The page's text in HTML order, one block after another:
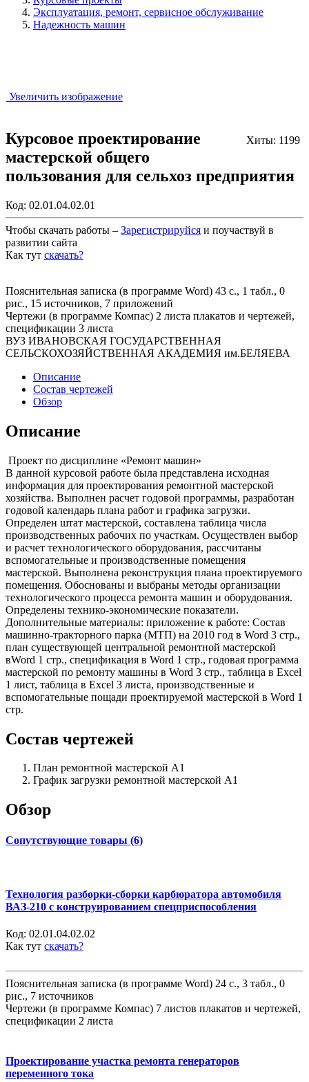
Эксплуатация, ремонт, сервисное обслуживание
Надежность машин
Увеличить изображение
Хиты: 1199
Курсовое проектирование
мастерской общего
пользования для сельхоз предприятия
Код: 02.01.04.02.01
Чтобы скачать работы – Зарегистрируйся и поучаствуй в
развитии сайта
Как тут скачать?
Пояснительная записка (в программе Word) 43 с., 1 табл., 0
рис., 15 источников, 7 приложений
Чертежи (в программе Компас) 2 листа плакатов и чертежей,
спецификации 3 листа
ВУЗ ИВАНОВСКАЯ ГОСУДАРСТВЕННАЯ
СЕЛЬСКОХОЗЯЙСТВЕННАЯ АКАДЕМИЯ им.БЕЛЯЕВА
Описание
Состав чертежей
Обзор
Описание
Проект по дисциплине «Ремонт машин»
В данной курсовой работе была представлена исходная
информация для проектирования ремонтной мастерской
хозяйства. Выполнен расчет годовой программы, разработан
годовой календарь плана работ и графика загрузки.
Определен штат мастерской, составлена таблица числа
производственных рабочих по участкам. Осуществлен выбор
и расчет технологического оборудования, рассчитаны
вспомогательные и производственные помещения
мастерской. Выполнена реконструкция плана проектируемого
помещения. Обоснованы и выбраны методы организации
технологического процесса ремонта машин и оборудования.
Определены технико-экономические показатели.
Дополнительные материалы: приложение к работе: Состав
машинно-тракторного парка (МТП) на 2010 год в Word 3 стр.,
план существующей центральной ремонтной мастерской
вWord 1 стр., спецификация в Word 1 стр., годовая программа
мастерской по ремонту машины в Word 3 стр., таблица в Excel
1 лист, таблица в Excel 3 листа, производственные и
вспомогательные пощади проектируемой мастерской в Word 1
стр.
Состав чертежей
План ремонтной мастерской А1
График загрузки ремонтной мастерской А1
Обзор
Сопутствующие товары (6)
Технология разборки-сборки карбюратора автомобиля
ВАЗ-210 с конструированием спецприспособления
Код: 02.01.04.02.02
Как тут скачать?
Пояснительная записка (в программе Word) 24 с., 3 табл., 0
рис., 7 источников
Чертежи (в программе Компас) 7 листов плакатов и чертежей,
спецификации 2 листа
Проектирование участка ремонта генераторов
переменного тока